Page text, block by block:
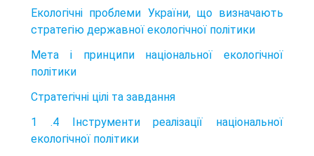
Екологічні проблеми України, що визначають
стратегію державної екологічної політики
Мета і принципи національної екологічної
політики
Стратегічні цілі та завдання
1 .4 Інструменти реалізації національної
екологічної політики